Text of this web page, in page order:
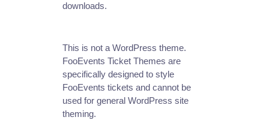
downloads.
This is not a WordPress theme.
FooEvents Ticket Themes are
specifically designed to style
FooEvents tickets and cannot be
used for general WordPress site
theming.